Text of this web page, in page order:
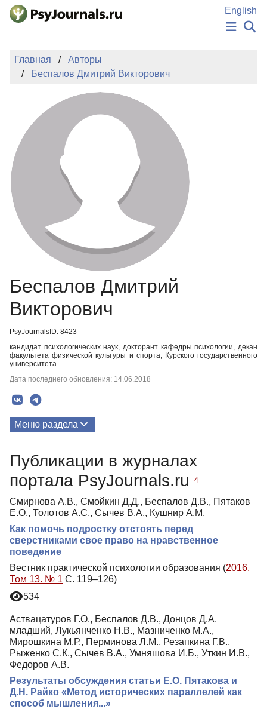
Перейти к основному содержанию
English
ИЗДАНИЯ
АВТОРЫ
ПОДАТЬ РУКОПИСЬ
БАЗА ЗНАНИЙ
КЛЮЧЕВЫЕ СЛОВА
Регистрация
Главная
Авторы
Беспалов Дмитрий Викторович
Беспалов Дмитрий
Викторович
PsyJournalsID: 8423
кандидат психологических наук, докторант кафедры психологии, декан
факультета физической культуры и спорта, Курского государственного
университета
Дата последнего обновления: 14.06.2018
Меню раздела
Публикации в журналах
портала PsyJournals.ru
4
Смирнова А.В., Смойкин Д.Д., Беспалов Д.В., Пятаков
Е.О., Толотов А.С., Сычев В.А., Кушнир А.М.
Как помочь подростку отстоять перед
сверстниками свое право на нравственное
поведение
Вестник практической психологии образования (2016.
Том 13. № 1 С. 119–126)
534
Аствацатуров Г.О., Беспалов Д.В., Донцов Д.А.
младший, Лукьянченко Н.В., Мазниченко М.А.,
Мирошкина М.Р., Перминова Л.М., Резапкина Г.В.,
Рыженко С.К., Сычев В.А., Умняшова И.Б., Уткин И.В.,
Федоров А.В.
Результаты обсуждения статьи Е.О. Пятакова и
Д.Н. Райко «Метод исторических параллелей как
способ мышления...»